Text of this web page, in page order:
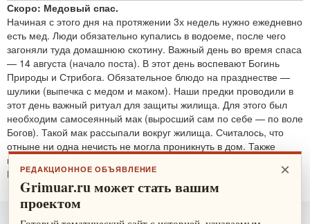
Скоро: Медовый спас.
Начиная с этого дня на протяжении 3х недель нужно ежедневно
есть мед. Люди обязательно купались в водоеме, после чего
загоняли туда домашнюю скотину. Важный день во время спаса
— 14 августа (начало поста). В этот день воспевают Богинь
Природы и Стрибога. Обязательное блюдо на празднестве —
шулики (выпечка с медом и маком). Наши предки проводили в
этот день важный ритуал для защиты жилища. Для этого был
необходим самосеянный мак (выросший сам по себе — по воле
Богов). Такой мак рассыпали вокруг жилища. Считалось, что
отныне ни одна нечисть не могла проникнуть в дом. Также
проводятся обряды для защиты от злобных духов.
По теме:защитные ритуалы ×
РЕДАКЦИОННОЕ ОБЪЯВЛЕНИЕ
Grimuar.ru может стать вашим
проектом